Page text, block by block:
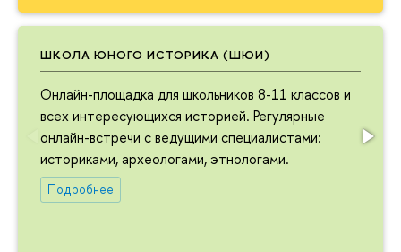
ШКОЛА ЮНОГО ИСТОРИКА (ШЮИ)
Онлайн-площадка для школьников 8-11 классов и
всех интересующихся историей. Регулярные
онлайн-встречи с ведущими специалистами:
историками, археологами, этнологами.
Подробнее